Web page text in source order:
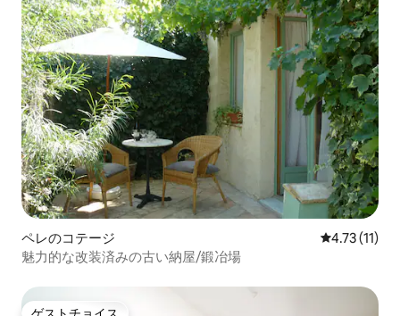
ペレのコテージ レビュー11
4.73 (11)
魅力的な改装済みの古い納屋/鍛冶場